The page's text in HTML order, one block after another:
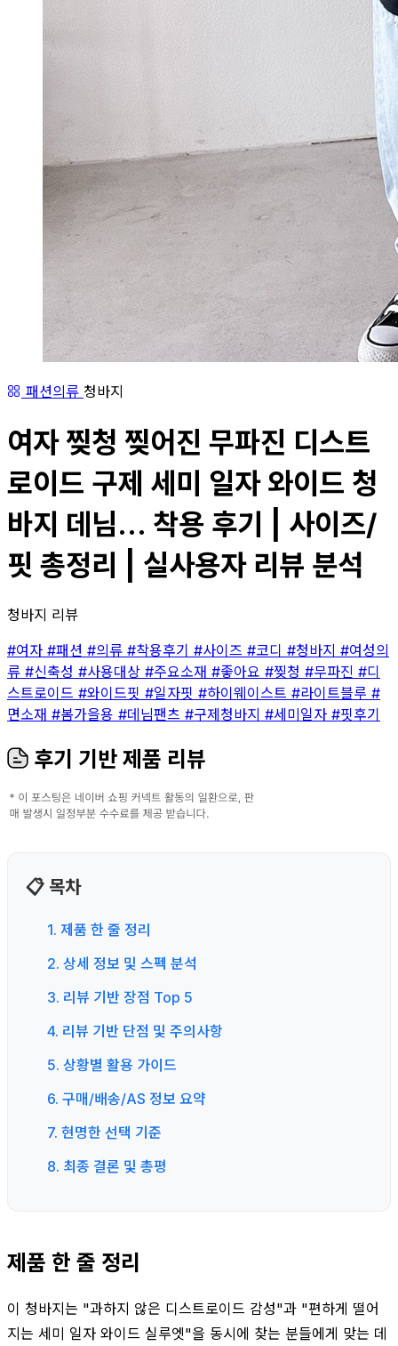
패션의류 청바지
여자 찢청 찢어진 무파진 디스트
로이드 구제 세미 일자 와이드 청
바지 데님... 착용 후기 | 사이즈/
핏 총정리 | 실사용자 리뷰 분석
청바지 리뷰
#여자 #패션 #의류 #착용후기 #사이즈 #코디 #청바지 #여성의
류 #신축성 #사용대상 #주요소재 #좋아요 #찢청 #무파진 #디
스트로이드 #와이드핏 #일자핏 #하이웨이스트 #라이트블루 #
면소재 #봄가을용 #데님팬츠 #구제청바지 #세미일자 #핏후기
후기 기반 제품 리뷰
📋 목차
1. 제품 한 줄 정리
2. 상세 정보 및 스펙 분석
3. 리뷰 기반 장점 Top 5
4. 리뷰 기반 단점 및 주의사항
5. 상황별 활용 가이드
6. 구매/배송/AS 정보 요약
7. 현명한 선택 기준
8. 최종 결론 및 총평
제품 한 줄 정리
이 청바지는 "과하지 않은 디스트로이드 감성"과 "편하게 떨어
지는 세미 일자 와이드 실루엣"을 동시에 찾는 분들에게 맞는 데